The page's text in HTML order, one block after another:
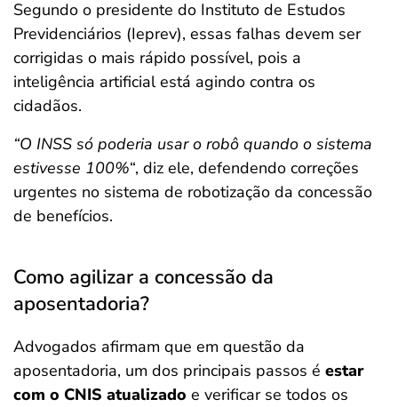
Segundo o presidente do Instituto de Estudos
Previdenciários (Ieprev), essas falhas devem ser
corrigidas o mais rápido possível, pois a
inteligência artificial está agindo contra os
cidadãos.
“O INSS só poderia usar o robô quando o sistema
estivesse 100%“, diz ele, defendendo correções
urgentes no sistema de robotização da concessão
de benefícios.
Como agilizar a concessão da
aposentadoria?
Advogados afirmam que em questão da
aposentadoria, um dos principais passos é estar
com o CNIS atualizado e verificar se todos os